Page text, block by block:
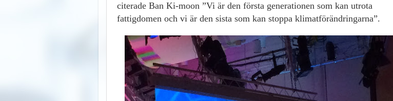
citerade Ban Ki-moon ”Vi är den första generationen som kan utrota
fattigdomen och vi är den sista som kan stoppa klimatförändringarna”.